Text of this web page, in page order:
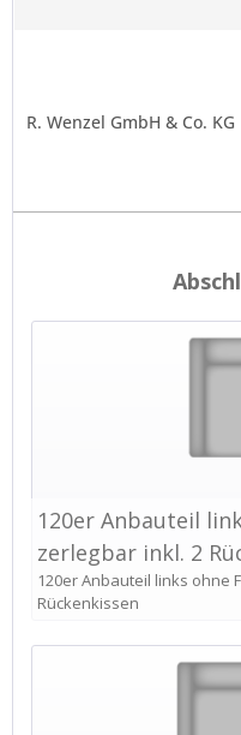
R. Wenzel GmbH & Co. KG